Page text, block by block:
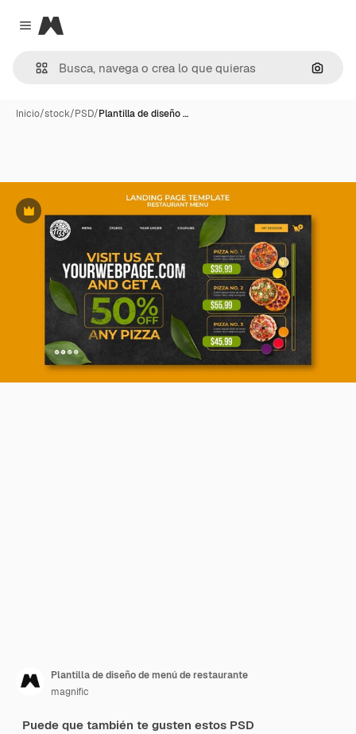
Close menu
Magnific
Inicio/stock/PSD/Plantilla de diseño …
Premium
Plantilla de diseño de menú de restaurante
magnific
Puede que también te gusten estos PSD